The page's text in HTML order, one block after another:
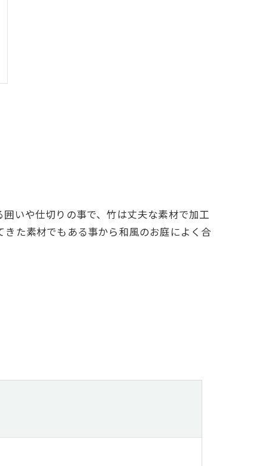
いや仕切りの事で、竹は丈夫な素材で加工
た素材でもある事から和風のお庭によく合